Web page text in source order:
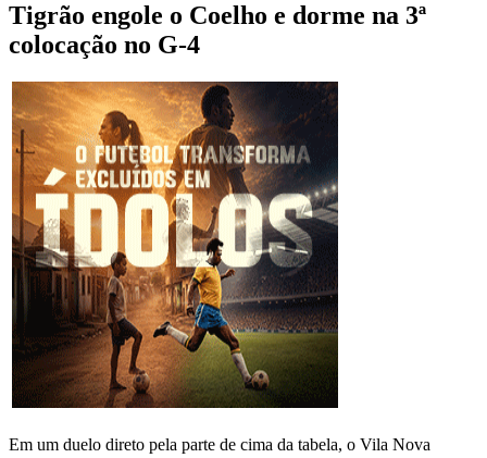
Tigrão engole o Coelho e dorme na 3ª
colocação no G-4
Em um duelo direto pela parte de cima da tabela, o Vila Nova